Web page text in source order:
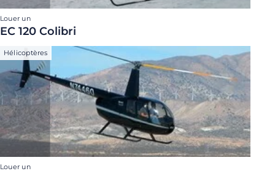
Louer un
EC 120 Colibri
Hélicoptères
Louer un